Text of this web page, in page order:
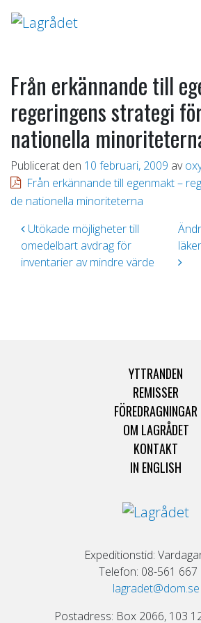
Från erkännande till
regeringens strategi
nationella
Publicerat den 10 februari, 2009 av
Från erkännande till egenmakt –
de nationella minoriteterna
Inläggsnavigering
Utökade möjligheter till
omedelbart avdrag för
inventarier av mindre värde
YTTRANDEN
REMISSER
FÖREDRAGNINGAR
OM LAGRÅDET
KONTAKT
IN ENGLISH
Expeditionstid:
Telefon: 08-561 667
lagradet@dom.se
Postadress: Box 2066, 103